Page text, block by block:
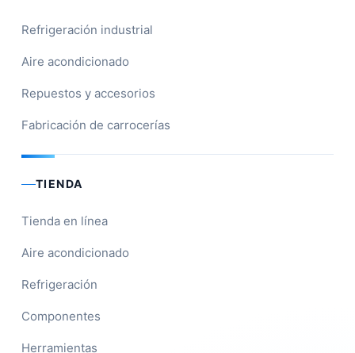
Refrigeración industrial
Aire acondicionado
Repuestos y accesorios
Fabricación de carrocerías
TIENDA
Tienda en línea
Aire acondicionado
Refrigeración
Componentes
Herramientas